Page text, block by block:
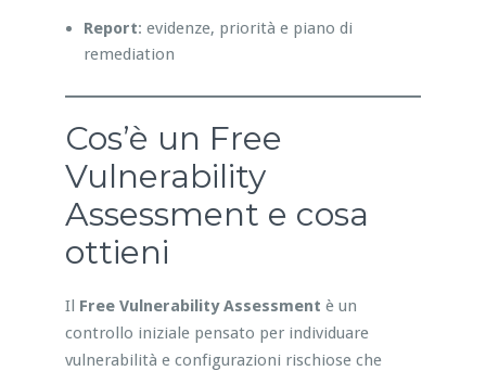
Report: evidenze, priorità e piano di
remediation
Cos’è un Free
Vulnerability
Assessment e cosa
ottieni
Il Free Vulnerability Assessment è un
controllo iniziale pensato per individuare
vulnerabilità e configurazioni rischiose che